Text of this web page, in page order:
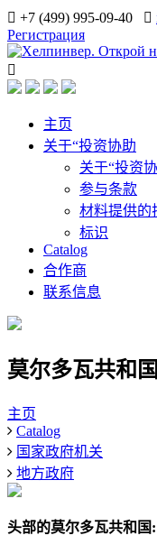
+7 (499) 995-09-40
Регистрация
主页
关于“投资协助
关于“投资
参与条款
材料提供的
标识
Catalog
合作商
联系信息
莫尔多瓦共和国
主页
Catalog
国家政府机关
地方政府
头部的莫尔多瓦共和国: